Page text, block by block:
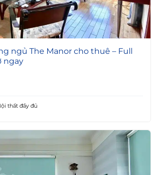
ngủ The Manor cho thuê – Full
ngay
thất đầy đủ